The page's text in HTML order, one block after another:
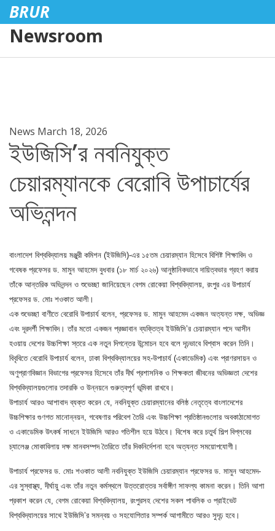
BRUR
Newsroom
News March 18, 2026
ইউজিসি’র নবনিযুক্ত
চেয়ারম্যানকে বেরোবি উপাচার্যের
অভিনন্দন
বাংলাদেশ বিশ্ববিদ্যালয় মঞ্জুরী কমিশন (ইউজিসি)-এর ১৫তম চেয়ারম্যান হিসেবে বিশিষ্ট শিক্ষাবিদ ও
গবেষক প্রফেসর ড. মামুন আহমেদ বুধবার (১৮ মার্চ ২০২৬) আনুষ্ঠানিকভাবে দায়িত্বভার গ্রহণ করায়
তাঁকে আন্তরিক অভিনন্দন ও শুভেচ্ছা জানিয়েছেন বেগম রোকেয়া বিশ্ববিদ্যালয়, রংপুর এর উপাচার্য
প্রফেসর ড. মোঃ শওকাত আলী।
এক শুভেচ্ছা বাণীতে বেরোবি উপাচার্য বলেন, প্রফেসর ড. মামুন আহমেদ একজন অত্যন্ত দক্ষ, অভিজ্ঞ
এবং দূরদর্শী শিক্ষাবিদ। তাঁর মতো একজন প্রজ্ঞাবান ব্যক্তিত্ব ইউজিসি’র চেয়ারম্যান পদে আসীন
হওয়ায় দেশের উচ্চশিক্ষা স্তরে এক নতুন দিগন্তের উন্মোচন হবে বলে দৃঢ়ভাবে বিশ্বাস করেন তিনি।
বিবৃবিতে বেরোবি উপাচার্য বলেন, ঢাকা বিশ্ববিদ্যালয়ের সহ-উপাচার্য (একাডেমিক) এবং প্রাণরসায়ন ও
অণুপ্রাণবিজ্ঞান বিভাগের প্রফেসর হিসেবে তাঁর দীর্ঘ প্রশাসনিক ও শিক্ষকতা জীবনের অভিজ্ঞতা দেশের
বিশ্ববিদ্যালয়গুলোর তদারকি ও উন্নয়নে গুরুত্বপূর্ণ ভূমিকা রাখবে।
উপাচার্য আরও আশাবাদ ব্যক্ত করেন যে, নবনিযুক্ত চেয়ারম্যানের বলিষ্ঠ নেতৃত্বে বাংলাদেশের
উচ্চশিক্ষার গুণগত মানোন্নয়ন, গবেষণার পরিবেশ তৈরি এবং উচ্চশিক্ষা প্রতিষ্ঠানগুলোর অবকাঠামোগত
ও একাডেমিক উৎকর্ষ সাধনে ইউজিসি আরও গতিশীল হয়ে উঠবে। বিশেষ করে চতুর্থ শিল্প বিপ্লবের
চ্যালেঞ্জ মোকাবিলায় দক্ষ মানবসম্পদ তৈরিতে তাঁর দিকনির্দেশনা হবে অত্যন্ত সময়োপযোগী।
উপাচার্য প্রফেসর ড. মোঃ শওকাত আলী নবনিযুক্ত ইউজিসি চেয়ারম্যান প্রফেসর ড. মামুন আহমেদ-
এর সুস্বাস্থ্য, দীর্ঘায়ু এবং তাঁর নতুন কর্মস্থলে উত্তরোত্তর সর্বাঙ্গীণ সাফল্য কামনা করেন। তিনি আশা
প্রকাশ করেন যে, বেগম রোকেয়া বিশ্ববিদ্যালয়, রংপুরসহ দেশের সকল পাবলিক ও প্রাইভেট
বিশ্ববিদ্যালয়ের সাথে ইউজিসি’র সমন্বয় ও সহযোগিতার সম্পর্ক আগামীতে আরও সুদৃঢ় হবে।